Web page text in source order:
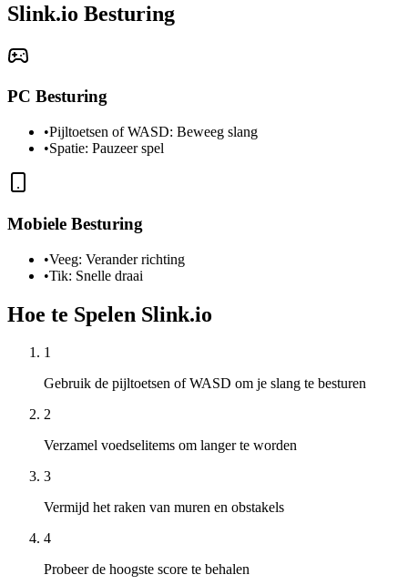
Slink.io Besturing
PC Besturing
•Pijltoetsen of WASD: Beweeg slang
•Spatie: Pauzeer spel
Mobiele Besturing
•Veeg: Verander richting
•Tik: Snelle draai
Hoe te Spelen Slink.io
1
Gebruik de pijltoetsen of WASD om je slang te besturen
2
Verzamel voedselitems om langer te worden
3
Vermijd het raken van muren en obstakels
4
Probeer de hoogste score te behalen